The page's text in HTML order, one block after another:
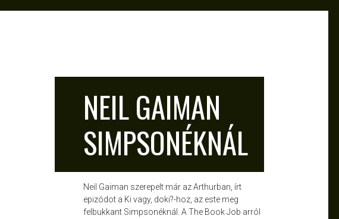
NEIL GAIMAN
SIMPSONÉKNÁL
Neil Gaiman szerepelt már az Arthurban, írt
epizódot a Ki vagy, doki?-hoz, az este meg
felbukkant Simpsonéknál. A The Book Job arról